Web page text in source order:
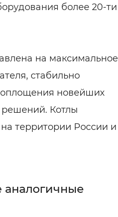
более 20-ти
на максимальное
стабильно
новейших
решений. Котлы
территории России и